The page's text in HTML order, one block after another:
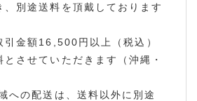
、別途送料を頂戴しております
引金額16,500円以上（税込）
させていただきます（沖縄・
への配送は、送料以外に別途